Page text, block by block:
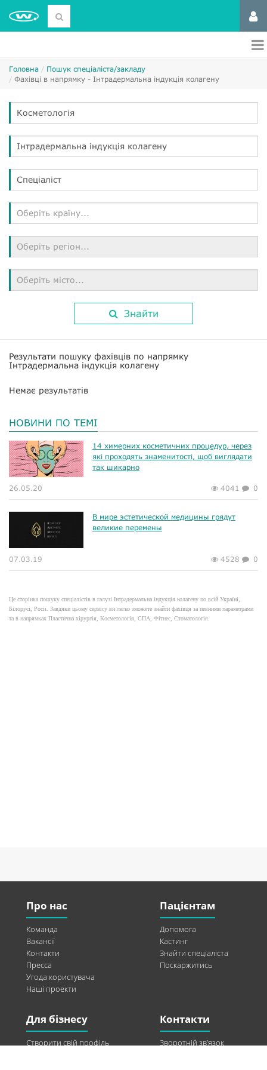
Головна
Пошук спеціаліста/закладу
Фахівці в напрямку - Інтрадермальна індукція колагену
Косметологія
Інтрадермальна індукція колагену
Спеціаліст
Оберіть країну...
Оберіть регіон...
Оберіть місто...
Знайти
Результати пошуку фахівців по напрямку
Інтрадермальна індукція колагену
Немає результатів
НОВИНИ ПО ТЕМІ
14 химерних косметичних процедур, через
які проходять знаменитості, щоб виглядати
так шикарно
26.05.20 4041 0
В мире эстетической медицины грядут
великие перемены
07.03.19 4528 0
Це сторінка пошуку спеціалістів в галузі Інтрадермальна індукція колагену по всій Україні,
Білорусі, Росії. Завдяки цьому сервісу ви легко зможете знайти фахівця за певними параметрами
та в напрямках Пластична хірургія, Косметологія, СПА, Фітнес, Стоматологія.
Про нас
Команда
Вакансії
Контакти
Пресса
Угода користувача
Наші проекти
Пацієнтам
Допомога
Кастинг
Знайти спеціаліста
Поскаржитись
Для бізнесу
Створити свій профіль
Контакти
Зворотній зв’язок